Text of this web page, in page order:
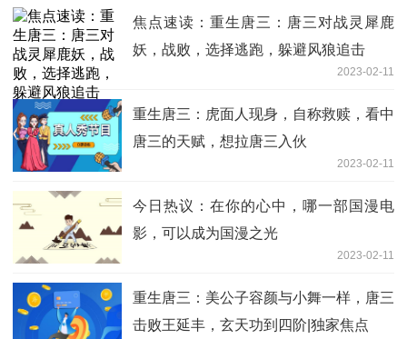
焦点速读：重生唐三：唐三对战灵犀鹿
妖，战败，选择逃跑，躲避风狼追击
2023-02-11
重生唐三：虎面人现身，自称救赎，看中
唐三的天赋，想拉唐三入伙
2023-02-11
今日热议：在你的心中，哪一部国漫电
影，可以成为国漫之光
2023-02-11
重生唐三：美公子容颜与小舞一样，唐三
击败王延丰，玄天功到四阶|独家焦点